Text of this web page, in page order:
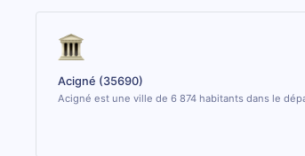
Acigné (35690)
Acigné est une ville de 6 874 habitants dans le